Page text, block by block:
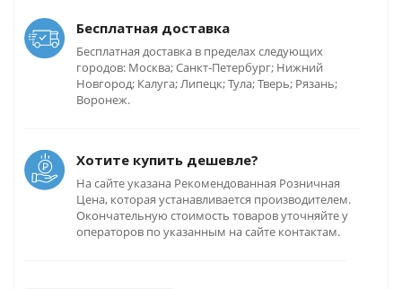
Бесплатная доставка
Бесплатная доставка в пределах следующих
городов: Москва; Санкт-Петербург; Нижний
Новгород; Калуга; Липецк; Тула; Тверь; Рязань;
Воронеж.
Хотите купить дешевле?
На сайте указана Рекомендованная Розничная
Цена, которая устанавливается производителем.
Окончательную стоимость товаров уточняйте у
операторов по указанным на сайте контактам.